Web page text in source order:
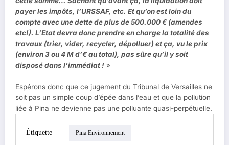
payer les impôts, l’URSSAF, etc. Et qu’on est loin du
compte avec une dette de plus de 500.000 € (amendes
etc!). L’Etat devra donc prendre en charge la totalité des
travaux (trier, vider, recycler, dépolluer) et ça, vu le prix
(environ 3 ou 4 M d’€ au total), pas sûre qu’il y soit
disposé dans l’immédiat ! »
Espérons donc que ce jugement du Tribunal de Versailles ne
soit pas un simple coup d’épée dans l’eau et que la pollution
liée à Pina ne devienne pas une polluante quasi-perpétuelle.
Étiquette Pina Environnement